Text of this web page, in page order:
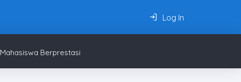
Log In
Mahasiswa Berprestasi